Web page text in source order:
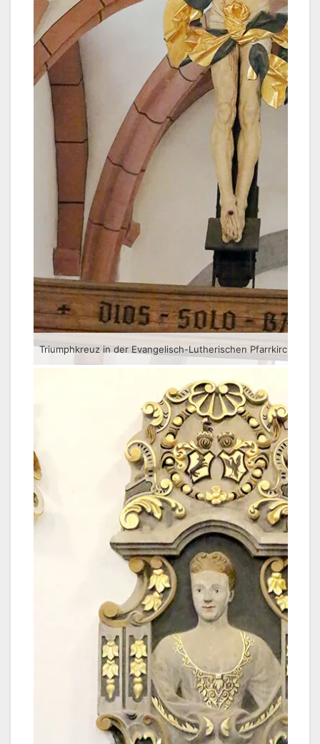
Triumphkreuz in der Evangelisch-Lutherischen Pfarrkirche St.